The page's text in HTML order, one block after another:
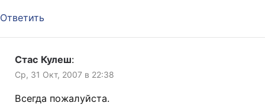
Ответить
Стас Кулеш:
Ср, 31 Окт, 2007 в 22:38
Всегда пожалуйста.